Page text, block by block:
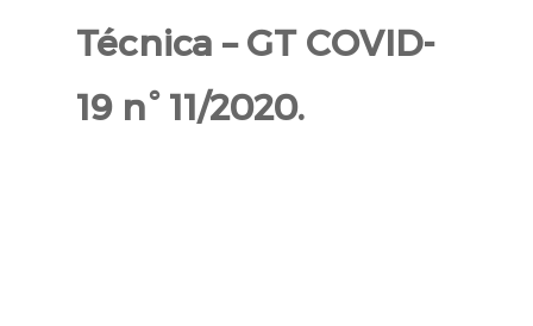
Técnica – GT COVID-
19 n° 11/2020.